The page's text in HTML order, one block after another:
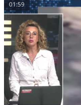
01:59